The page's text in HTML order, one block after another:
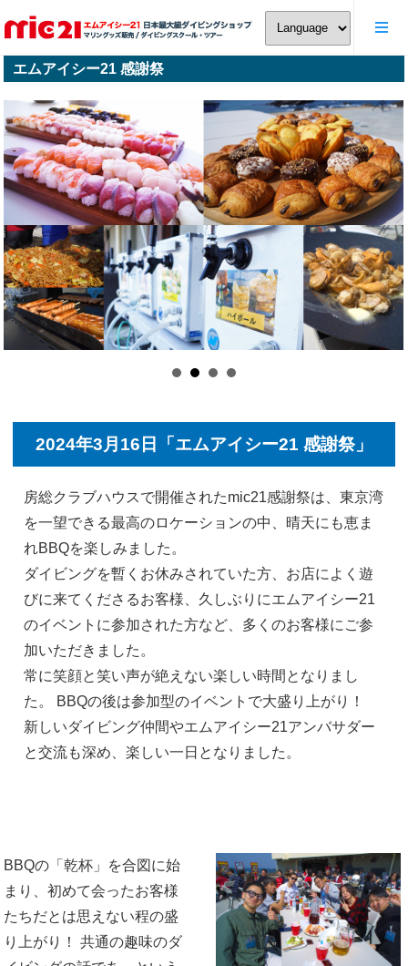
エムアイシー21 感謝祭
2024年3月16日「エムアイシー21 感謝祭」
房総クラブハウスで開催されたmic21感謝祭は、東京湾
を一望できる最高のロケーションの中、晴天にも恵ま
れBBQを楽しみました。
ダイビングを暫くお休みされていた方、お店によく遊
びに来てくださるお客様、久しぶりにエムアイシー21
のイベントに参加された方など、多くのお客様にご参
加いただきました。
常に笑顔と笑い声が絶えない楽しい時間となりまし
た。 BBQの後は参加型のイベントで大盛り上がり！
新しいダイビング仲間やエムアイシー21アンバサダー
と交流も深め、楽しい一日となりました。
BBQの「乾杯」を合図に始
まり、初めて会ったお客様
たちだとは思えない程の盛
り上がり！ 共通の趣味のダ